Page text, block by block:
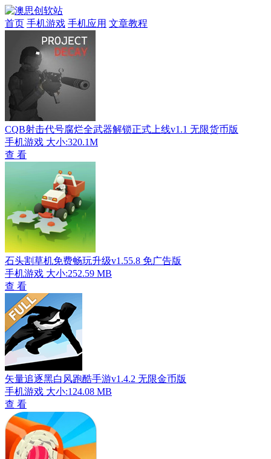
首页 手机游戏 手机应用 文章教程
CQB射击代号腐烂全武器解锁正式上线v1.1 无限货币版
手机游戏 大小:320.1M
查 看
石头割草机免费畅玩升级v1.55.8 免广告版
手机游戏 大小:252.59 MB
查 看
矢量追逐黑白风跑酷手游v1.4.2 无限金币版
手机游戏 大小:124.08 MB
查 看